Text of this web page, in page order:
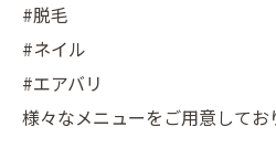
#脱毛
#ネイル
#エアバリ
様々なメニューをご用意して